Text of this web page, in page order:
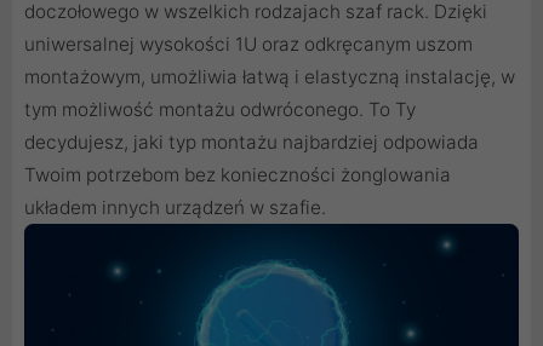
doczołowego w wszelkich rodzajach szaf rack. Dzięki
uniwersalnej wysokości 1U oraz odkręcanym uszom
montażowym, umożliwia łatwą i elastyczną instalację, w
tym możliwość montażu odwróconego. To Ty
decydujesz, jaki typ montażu najbardziej odpowiada
Twoim potrzebom bez konieczności żonglowania
układem innych urządzeń w szafie.